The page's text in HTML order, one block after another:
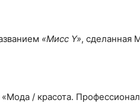
«Мисс Y», сделанная
«Мода / красота.